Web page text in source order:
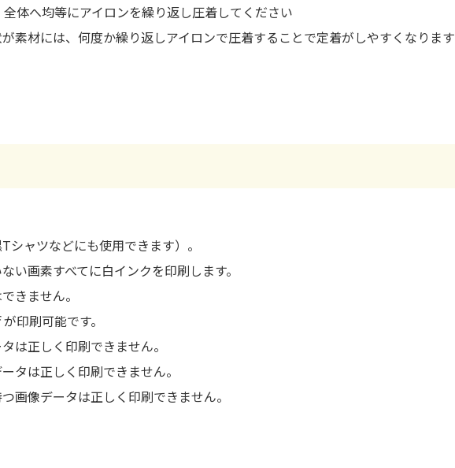
体へ均等にアイロンを繰り返し圧着してください
素材には、何度か繰り返しアイロンで圧着することで定着がしやすくなります
シャツなどにも使用できます）。
い画素すべてに白インクを印刷します。
きません。
印刷可能です。
は正しく印刷できません。
タは正しく印刷できません。
画像データは正しく印刷できません。